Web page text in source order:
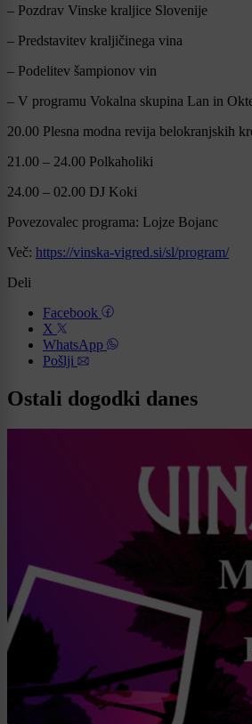
– Pozdrav Vinske kraljice Slovenije
– Predstavitev kraljičinega vina
– Podelitev šampionov vin
– V programu Vokalna skupina Lan in
20.00 Plesna modna revija belokranjskih
21.00 – 24.00 Polkaholiki
24.00 – 02.00 DJ Koki
Povezovalec programa: Lojze Bojanc
Več: https://vinska-vigred.si/sl/program/
Deli
Facebook
X
WhatsApp
Pošlji
Ostali dogodki danes